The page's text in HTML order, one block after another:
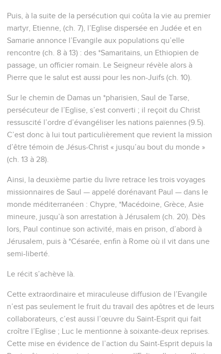
Puis, à la suite de la persécution qui coûta la vie au premier
martyr, Etienne, (ch. 7), l’Eglise dispersée en Judée et en
Samarie annonce l’Evangile aux populations qu’elle
rencontre (ch. 8 à 13) : des *Samaritains, un Ethiopien de
passage, un officier romain. Le Seigneur révèle alors à
Pierre que le salut est aussi pour les non-Juifs (ch. 10).
Sur le chemin de Damas un *pharisien, Saul de Tarse,
persécuteur de l’Eglise, s’est converti ; il reçoit du Christ
ressuscité l’ordre d’évangéliser les nations païennes (9.5).
C’est donc à lui tout particulièrement que revient la mission
d’être témoin de Jésus-Christ « jusqu’au bout du monde »
(ch. 13 à 28).
Ainsi, la deuxième partie du livre retrace les trois voyages
missionnaires de Saul — appelé dorénavant Paul — dans le
monde méditerranéen : Chypre, *Macédoine, Grèce, Asie
mineure, jusqu’à son arrestation à Jérusalem (ch. 20). Dès
lors, Paul continue son activité, mais en prison, d’abord à
Jérusalem, puis à *Césarée, enfin à Rome où il vit dans une
semi-liberté.
Le récit s’achève là.
Cette extraordinaire et miraculeuse diffusion de l’Evangile
n’est pas seulement le fruit du travail des apôtres et de leurs
collaborateurs, c’est aussi l’œuvre du Saint-Esprit qui fait
croître l’Eglise ; Luc le mentionne à soixante-deux reprises.
Cette mise en évidence de l’action du Saint-Esprit depuis la